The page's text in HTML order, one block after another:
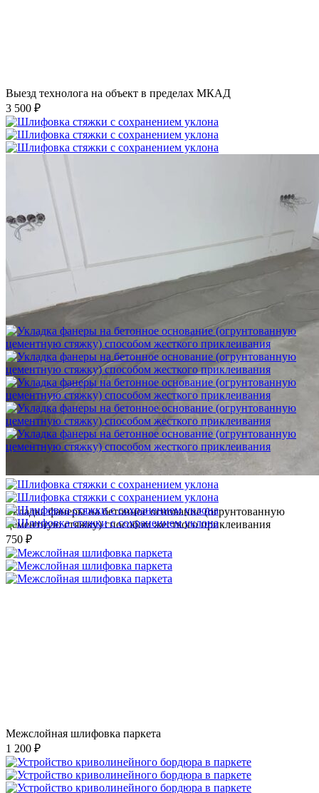
Выезд технолога на объект в пределах МКАД
3 500 ₽
Шлифовка стяжки с сохранением уклона
1 500 ₽
Укладка фанеры на бетонное основание (огрунтованную
цементную стяжку) способом жесткого приклеивания
750 ₽
Межслойная шлифовка паркета
1 200 ₽